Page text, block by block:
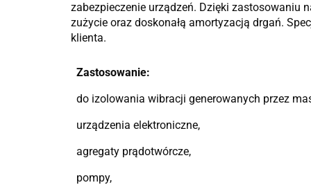
zabezpieczenie urządzeń. Dzięki zastosowaniu
zużycie oraz doskonałą amortyzacją drgań.
klienta.
Zastosowanie:
do izolowania wibracji generowanych przez
urządzenia elektroniczne,
agregaty prądotwórcze,
pompy,